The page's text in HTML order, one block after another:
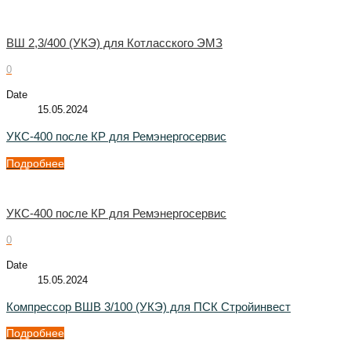
ВШ 2,3/400 (УКЭ) для Котласского ЭМЗ
0
Date
15.05.2024
УКС-400 после КР для Ремэнергосервис
Подробнее
УКС-400 после КР для Ремэнергосервис
0
Date
15.05.2024
Компрессор ВШВ 3/100 (УКЭ) для ПСК Стройинвест
Подробнее